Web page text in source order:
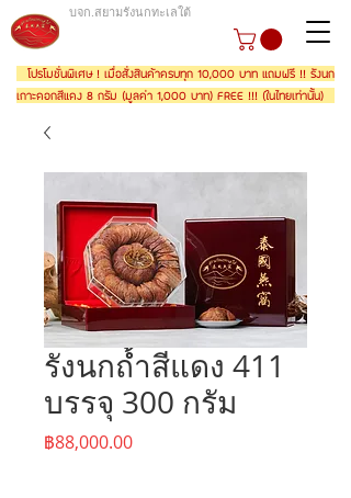
บจก.สยามรังนกทะเลใต้
โปรโมชั่นพิเศษ ! เมื่อสั่งสินค้าครบทุก 10,000 บาท แถมฟรี !! รังนก
เกาะดอกสีแดง 8 กรัม (มูลค่า 1,000 บาท) FREE !!! (ในไทยเท่านั้น)
รังนกถ้ำสีแดง 411
บรรจุ 300 กรัม
฿88,000.00ราคา